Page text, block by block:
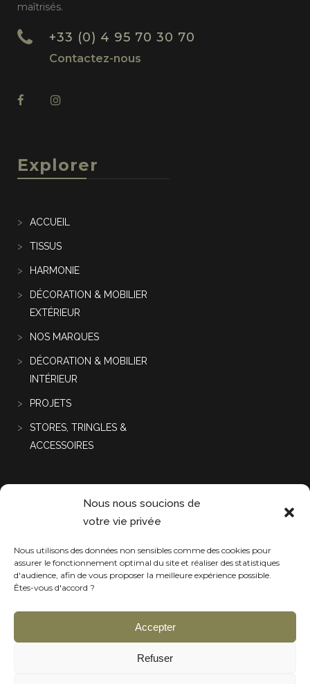
Nous nous soucions de
votre vie privée
Nous utilisons des données non sensibles comme des cookies pour
assurer le fonctionnement optimal du site et réaliser des statistiques
d'audience, afin de vous proposer la meilleure expérience possible.
Êtes-vous d'accord ?
Accepter
Refuser
maîtrisés.
+33 (0) 4 95 70 30 70
Contactez-nous
Explorer
ACCUEIL
TISSUS
HARMONIE
DÉCORATION & MOBILIER
EXTÉRIEUR
NOS MARQUES
DÉCORATION & MOBILIER
INTÉRIEUR
PROJETS
STORES, TRINGLES &
ACCESSOIRES
Projets récentes